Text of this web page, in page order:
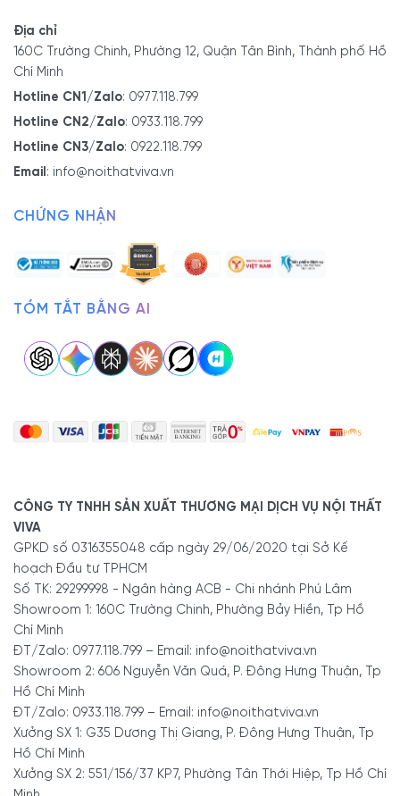
Địa chỉ
160C Trường Chinh, Phường 12, Quận Tân Bình, Thành phố Hồ
Chí Minh
Hotline CN1/Zalo: 0977.118.799
Hotline CN2/Zalo: 0933.118.799
Hotline CN3/Zalo: 0922.118.799
Email : info@noithatviva.vn
CHỨNG NHẬN
TÓM TẮT BẰNG AI
CÔNG TY TNHH SẢN XUẤT THƯƠNG MẠI DỊCH VỤ NỘI THẤT
VIVA
GPKD số 0316355048 cấp ngày 29/06/2020 tại Sở Kế
hoạch Đầu tư TPHCM
Số TK: 29299998 - Ngân hàng ACB - Chi nhánh Phú Lâm
Showroom 1: 160C Trường Chinh, Phường Bảy Hiền, Tp Hồ
Chí Minh
ĐT/Zalo: 0977.118.799 – Email: info@noithatviva.vn
Showroom 2: 606 Nguyễn Văn Quá, P. Đông Hưng Thuận, Tp
Hồ Chí Minh
ĐT/Zalo: 0933.118.799 – Email: info@noithatviva.vn
Xưởng SX 1: G35 Dương Thị Giang, P. Đông Hưng Thuận, Tp
Hồ Chí Minh
Xưởng SX 2: 551/156/37 KP7, Phường Tân Thới Hiệp, Tp Hồ Chí